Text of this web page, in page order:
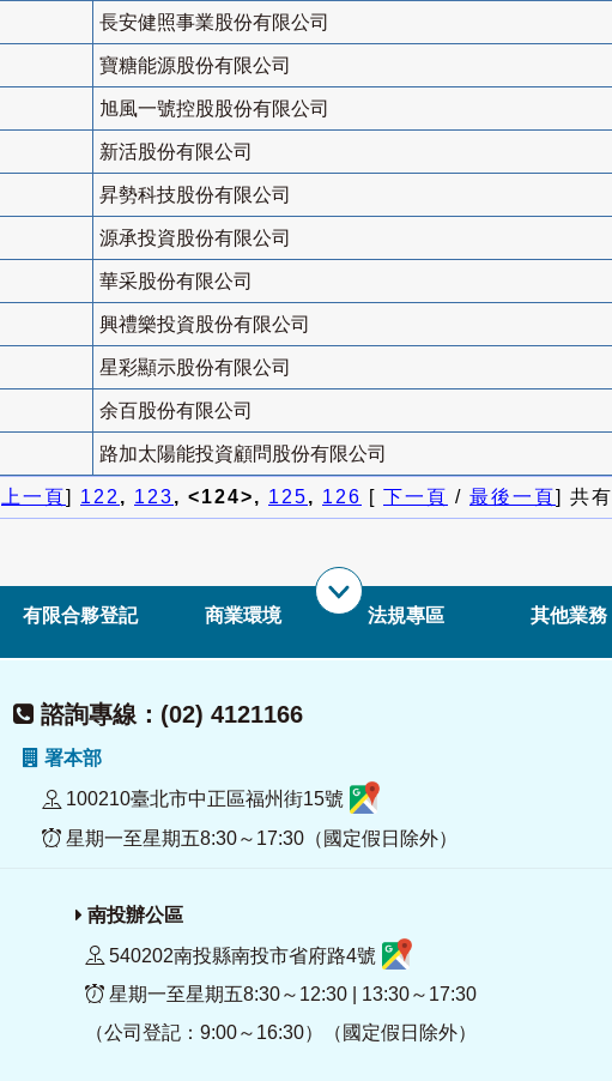
長安健照事業股份有限公司
寶糖能源股份有限公司
旭風一號控股股份有限公司
新活股份有限公司
昇勢科技股份有限公司
源承投資股份有限公司
華采股份有限公司
興禮樂投資股份有限公司
星彩顯示股份有限公司
余百股份有限公司
路加太陽能投資顧問股份有限公司
上一頁] 122, 123, <124>, 125, 126 [ 下一頁 / 最後一頁] 共有
有限合夥登記 商業環境 法規專區 其他業務
諮詢專線：(02) 4121166
署本部
100210臺北市中正區福州街15號
星期一至星期五8:30～17:30（國定假日除外）
南投辦公區
540202南投縣南投市省府路4號
星期一至星期五8:30～12:30 | 13:30～17:30
（公司登記：9:00～16:30）（國定假日除外）